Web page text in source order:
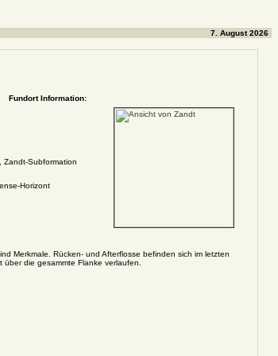
7. August 2026
Fundort Information:
Zandt-Subformation
Horizont
Merkmale. Rücken- und Afterflosse befinden sich im letzten
die gesammte Flanke verlaufen.